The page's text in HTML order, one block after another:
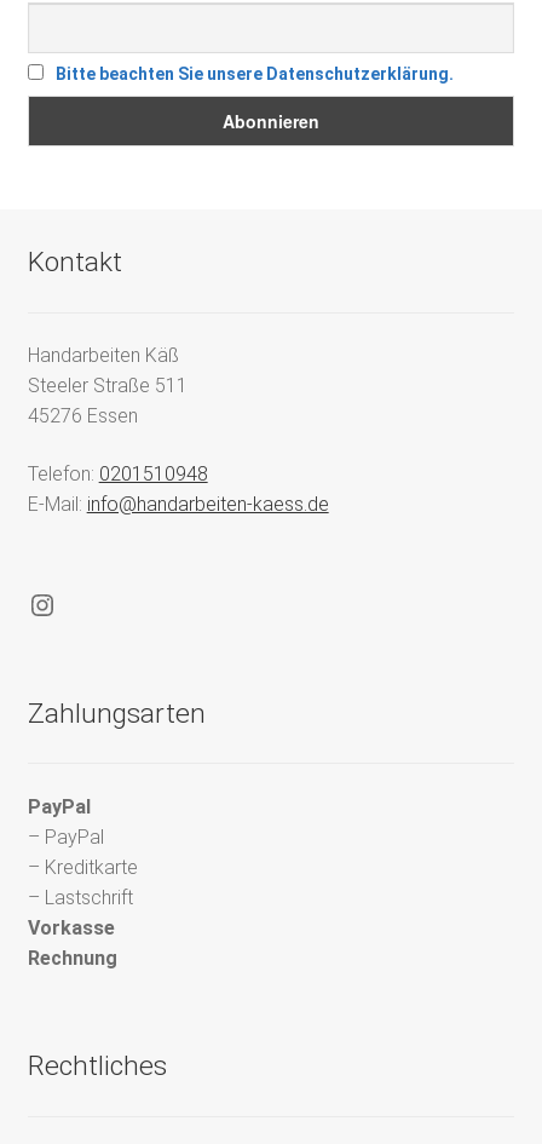
Bitte beachten Sie unsere Datenschutzerklärung.
Kontakt
Handarbeiten Käß
Steeler Straße 511
45276 Essen
Telefon: 0201510948
E-Mail: info@handarbeiten-kaess.de
Instagram
Zahlungsarten
PayPal
– PayPal
– Kreditkarte
– Lastschrift
Vorkasse
Rechnung
Rechtliches